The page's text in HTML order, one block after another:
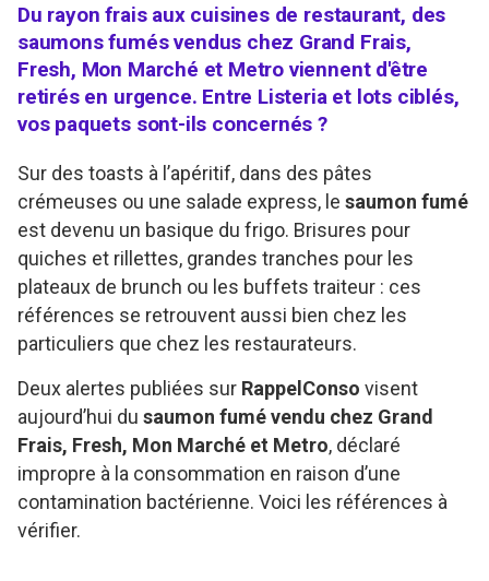
Du rayon frais aux cuisines de restaurant, des
saumons fumés vendus chez Grand Frais,
Fresh, Mon Marché et Metro viennent d'être
retirés en urgence. Entre Listeria et lots ciblés,
vos paquets sont-ils concernés ?
Sur des toasts à l’apéritif, dans des pâtes
crémeuses ou une salade express, le saumon fumé
est devenu un basique du frigo. Brisures pour
quiches et rillettes, grandes tranches pour les
plateaux de brunch ou les buffets traiteur : ces
références se retrouvent aussi bien chez les
particuliers que chez les restaurateurs.
Deux alertes publiées sur RappelConso visent
aujourd’hui du saumon fumé vendu chez Grand
Frais, Fresh, Mon Marché et Metro, déclaré
impropre à la consommation en raison d’une
contamination bactérienne. Voici les références à
vérifier.